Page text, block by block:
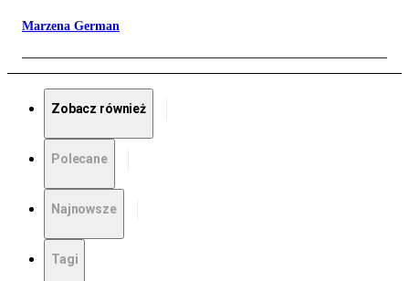
Marzena German
Zobacz również
Polecane
Najnowsze
Tagi